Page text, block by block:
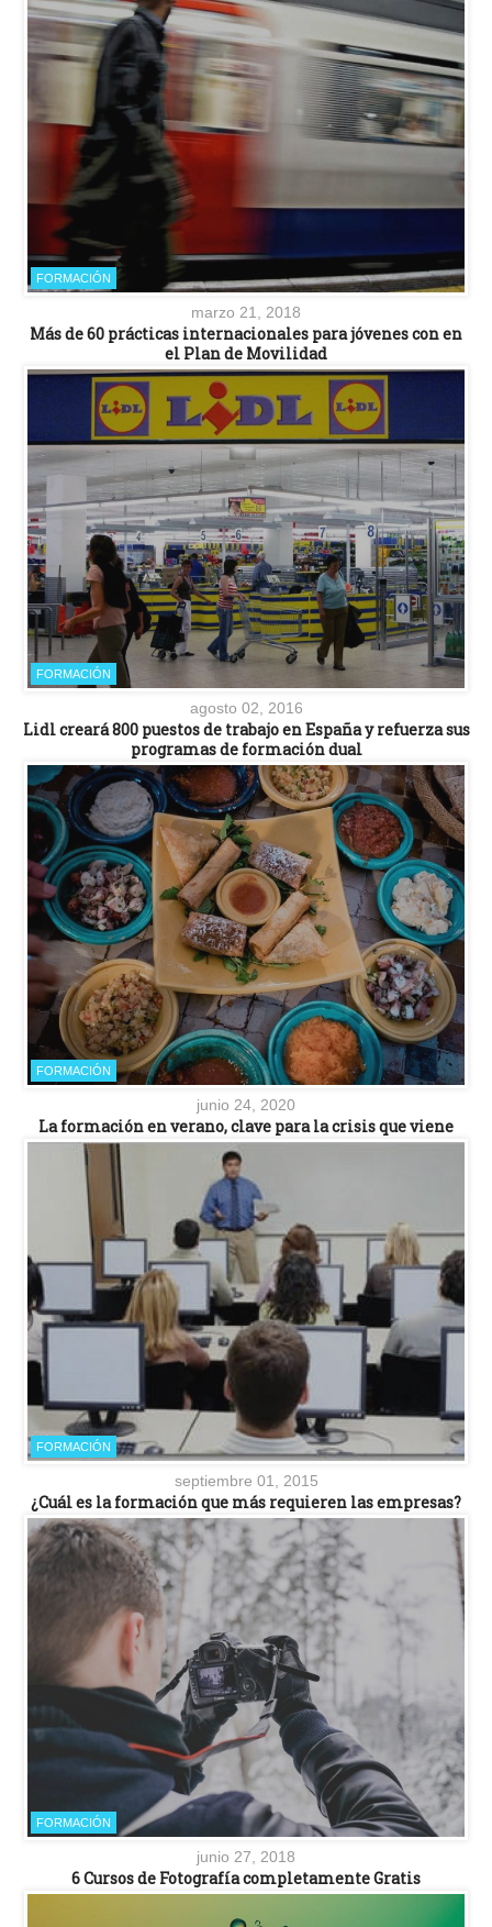
FORMACIÓN
marzo 21, 2018
Más de 60 prácticas internacionales para jóvenes con en
el Plan de Movilidad
FORMACIÓN
agosto 02, 2016
Lidl creará 800 puestos de trabajo en España y refuerza sus
programas de formación dual
FORMACIÓN
junio 24, 2020
La formación en verano, clave para la crisis que viene
FORMACIÓN
septiembre 01, 2015
¿Cuál es la formación que más requieren las empresas?
FORMACIÓN
junio 27, 2018
6 Cursos de Fotografía completamente Gratis